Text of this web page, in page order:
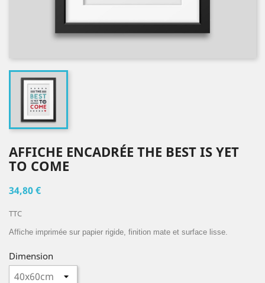
AFFICHE ENCADRÉE THE BEST IS YET
TO COME
34,80 €
TTC
Affiche imprimée sur papier rigide, finition mate et surface lisse.
Dimension